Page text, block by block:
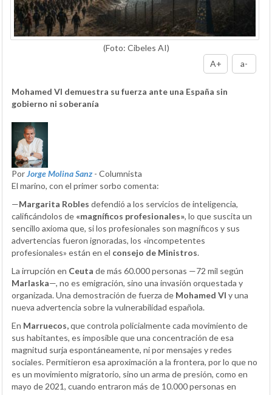
(Foto: Cibeles AI)
A+
a-
Mohamed VI demuestra su fuerza ante una España sin
gobierno ni soberanía
PorJorge Molina Sanz - Columnista
El marino, con el primer sorbo comenta:
—Margarita Robles defendió a los servicios de inteligencia,
calificándolos de «magníficos profesionales», lo que suscita un
sencillo axioma que, si los profesionales son magníficos y sus
advertencias fueron ignoradas, los «incompetentes
profesionales» están en el consejo de Ministros.
La irrupción en Ceuta de más 60.000 personas —72 mil según
Marlaska—, no es emigración, sino una invasión orquestada y
organizada. Una demostración de fuerza de Mohamed VI y una
nueva advertencia sobre la vulnerabilidad española.
En Marruecos,que controla policialmente cada movimiento de
sus habitantes, es imposible que una concentración de esa
magnitud surja espontáneamente, ni por mensajes y redes
sociales. Permitieron esa aproximación a la frontera, por lo que no
es un movimiento migratorio, sino un arma de presión, como en
mayo de 2021, cuando entraron más de 10.000 personas en